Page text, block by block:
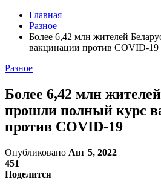
Главная
Разное
Более 6,42 млн жителей
вакцинации против COVID-19
Разное
Более 6,42 млн
прошли полный курс
против COVID-19
Опубликовано Авг 5, 2022
451
Поделится